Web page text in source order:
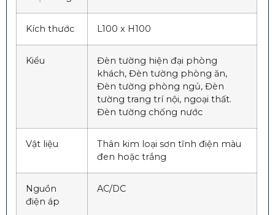
Kích thước L100 x H100
Kiểu Đèn tường hiện đại phòng
khách, Đèn tường phòng ăn,
Đèn tường phòng ngủ, Đèn
tường trang trí nội, ngoại thất.
Đèn tường chống nước
Vật liệu
Thân kim loại sơn tĩnh điện màu
đen hoặc trắng
Nguồn
điện áp
AC/DC